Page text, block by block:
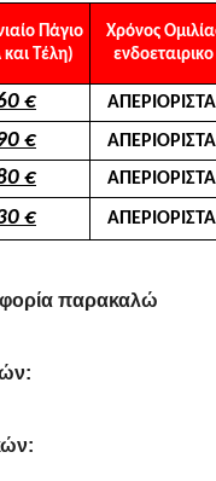
Πάγιο
Τέλη)
Χρόνος
ενδοεταιρικο
€
€
€
€
παρακαλώ